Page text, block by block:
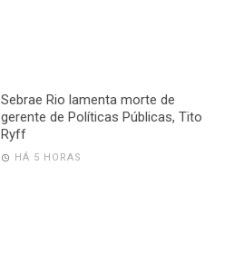
Sebrae Rio lamenta morte de
gerente de Políticas Públicas, Tito
Ryff
HÁ 5 HORAS